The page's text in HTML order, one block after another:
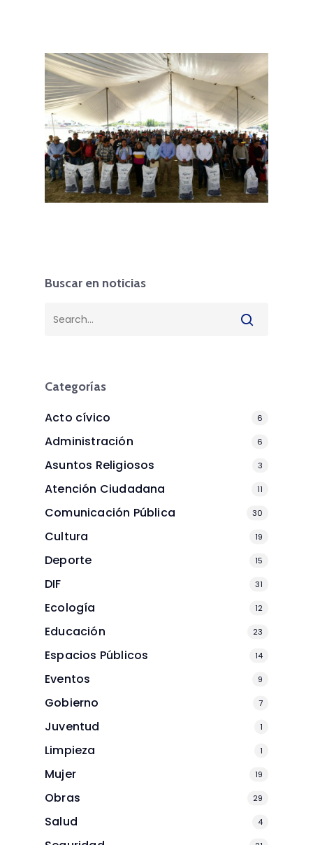
Buscar en noticias
Categorías
Acto cívico 6
Administración 6
Asuntos Religiosos 3
Atención Ciudadana 11
Comunicación Pública 30
Cultura 19
Deporte 15
DIF 31
Ecología 12
Educación 23
Espacios Públicos 14
Eventos 9
Gobierno 7
Juventud 1
Limpieza 1
Mujer 19
Obras 29
Salud 4